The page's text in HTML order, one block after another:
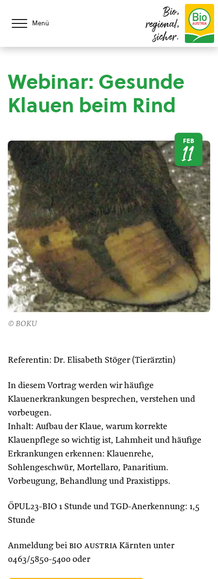
Menü
Bio,
regional,
sicher.
Webinar: Gesunde
Klauen beim Rind
© BOKU
FEB
11
Referentin: Dr. Elisabeth Stöger (Tierärztin)
In diesem Vortrag werden wir häufige
Klauenerkrankungen besprechen, verstehen und
vorbeugen.
Inhalt: Aufbau der Klaue, warum korrekte
Klauenpflege so wichtig ist, Lahmheit und häufige
Erkrankungen erkennen: Klauenrehe,
Sohlengeschwür, Mortellaro, Panaritium.
Vorbeugung, Behandlung und Praxistipps.
ÖPUL23-BIO 1 Stunde und TGD-Anerkennung: 1,5
Stunde
Anmeldung bei bio austria Kärnten unter
0463/5850-5400 oder